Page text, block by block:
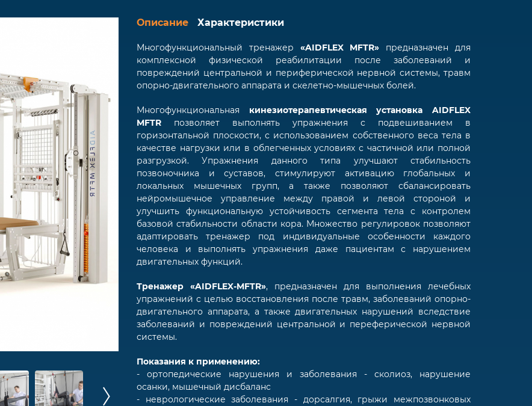
Описание Характеристики
Многофункциональный тренажер «AIDFLEX MFTR» предназначен для
комплексной физической реабилитации после заболеваний и
повреждений центральной и периферической нервной системы, травм
опорно-двигательного аппарата и скелетно-мышечных болей.
Многофункциональная кинезиотерапевтическая установка AIDFLEX
MFTR позволяет выполнять упражнения с подвешиванием в
горизонтальной плоскости, с использованием собственного веса тела в
качестве нагрузки или в облегченных условиях с частичной или полной
разгрузкой. Упражнения данного типа улучшают стабильность
позвоночника и суставов, стимулируют активацию глобальных и
локальных мышечных групп, а также позволяют сбалансировать
нейромышечное управление между правой и левой стороной и
улучшить функциональную устойчивость сегмента тела с контролем
базовой стабильности области кора. Множество регулировок позволяют
адаптировать тренажер под индивидуальные особенности каждого
человека и выполнять упражнения даже пациентам с нарушением
двигательных функций.
Тренажер «AIDFLEX-MFTR», предназначен для выполнения лечебных
упражнений с целью восстановления после травм, заболеваний опорно-
двигательного аппарата, а также двигательных нарушений вследствие
заболеваний и повреждений центральной и переферической нервной
системы.
Показания к применению:
- ортопедические нарушения и заболевания - сколиоз, нарушение
осанки, мышечный дисбаланс
- неврологические заболевания - дорсалгия, грыжи межпозвонковых